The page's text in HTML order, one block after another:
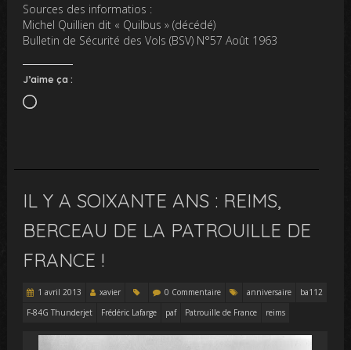
Sources des informatios :
Michel Quillien dit « Quilbus » (décédé)
Bulletin de Sécurité des Vols (BSV) N°57 Août 1963
J’aime ça :
Chargement…
IL Y A SOIXANTE ANS : REIMS,
BERCEAU DE LA PATROUILLE DE
FRANCE !
1 avril 2013 xavier 0 Commentaire anniversaire
ba112
F-84G Thunderjet
Frédéric Lafarge paf Patrouille de France reims